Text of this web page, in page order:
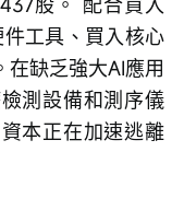
工具、買入核心
缺乏強大AI應用
測設備和測序儀
本正在加速逃離